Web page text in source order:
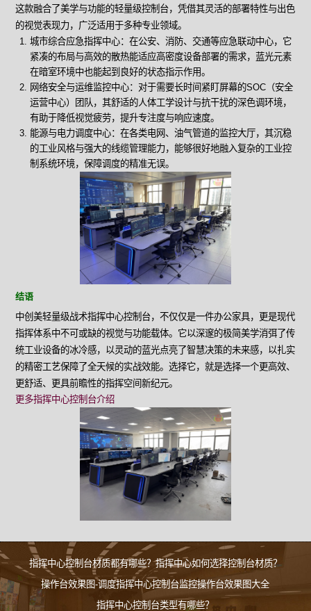
这款融合了美学与功能的轻量级控制台，凭借其灵活的部署特性与出色
的视觉表现力，广泛适用于多种专业领域。
城市综合应急指挥中心：在公安、消防、交通等应急联动中心，它
紧凑的布局与高效的散热能适应高密度设备部署的需求，蓝光元素
在暗室环境中也能起到良好的状态指示作用。
网络安全与运维监控中心：对于需要长时间紧盯屏幕的SOC（安全
运营中心）团队，其舒适的人体工学设计与抗干扰的深色调环境，
有助于降低视觉疲劳，提升专注度与响应速度。
能源与电力调度中心：在各类电网、油气管道的监控大厅，其沉稳
的工业风格与强大的线缆管理能力，能够很好地融入复杂的工业控
制系统环境，保障调度的精准无误。
结语
中创美轻量级战术指挥中心控制台，不仅仅是一件办公家具，更是现代
指挥体系中不可或缺的视觉与功能载体。它以深邃的极简美学消弭了传
统工业设备的冰冷感，以灵动的蓝光点亮了智慧决策的未来感，以扎实
的精密工艺保障了全天候的实战效能。选择它，就是选择一个更高效、
更舒适、更具前瞻性的指挥空间新纪元。
更多指挥中心控制台介绍
指挥中心控制台材质都有哪些？指挥中心如何选择控制台材质？
操作台效果图-调度指挥中心控制台监控操作台效果图大全
指挥中心控制台类型有哪些？